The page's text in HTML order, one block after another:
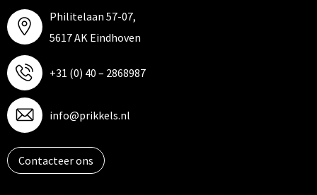
Philitelaan 57-07,
5617 AK Eindhoven
+31 (0) 40 – 2868987
info@prikkels.nl
Contacteer ons